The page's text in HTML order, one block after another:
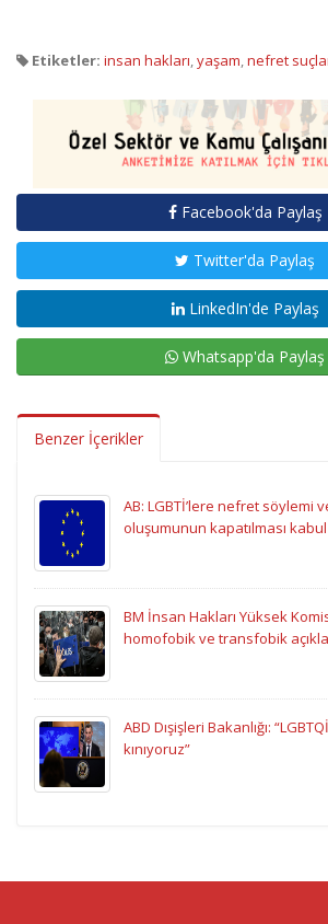
Etiketler: insan hakları,yaşam,nefret
Facebook'da Paylaş
Twitter'da Paylaş
LinkedIn'de Paylaş
Whatsapp'da Paylaş
Benzer İçerikler
AB: LGBTİ’lere nefret söylemi
oluşumunun kapatılması
BM İnsan Hakları Yüksek
homofobik ve transfobik
ABD Dışişleri Bakanlığı:
kınıyoruz”